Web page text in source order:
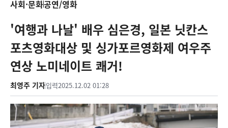
사회·문화공연/영화
'여행과 나날' 배우 심은경, 일본 닛칸스
포츠영화대상 및 싱가포르영화제 여우주
연상 노미네이트 쾌거!
최영주 기자입력2025.12.02 01:28